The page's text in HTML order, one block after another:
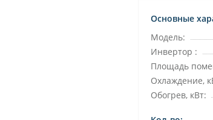
Основные
Модель:
Инвертор :
Площадь
Охлаждение,
Обогрев, кВт: